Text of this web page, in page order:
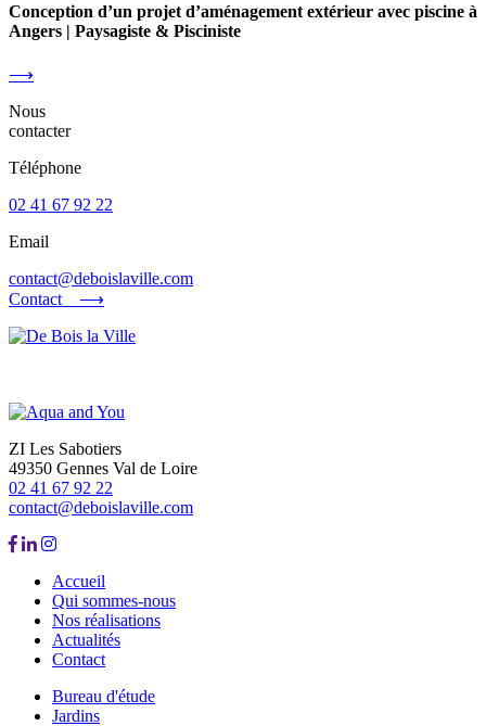
Conception d’un projet d’aménagement extérieur avec piscine à
Angers | Paysagiste & Pisciniste
⟶
Nous
contacter
Téléphone
02 41 67 92 22
Email
contact@deboislaville.com
Contact ⟶
ZI Les Sabotiers
49350 Gennes Val de Loire
02 41 67 92 22
contact@deboislaville.com
Accueil
Qui sommes-nous
Nos réalisations
Actualités
Contact
Bureau d'étude
Jardins